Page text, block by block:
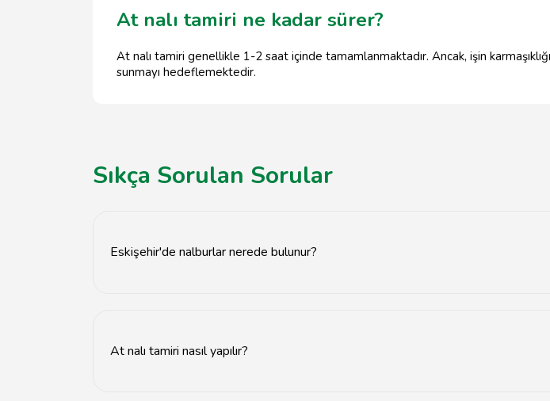
At nalı tamiri ne kadar sürer?
At nalı tamiri genellikle 1-2 saat içinde tamamlanmaktadır. Ancak, işin
sunmayı hedeflemektedir.
Sıkça Sorulan Sorular
Eskişehir'de nalburlar nerede bulunur?
At nalı tamiri nasıl yapılır?